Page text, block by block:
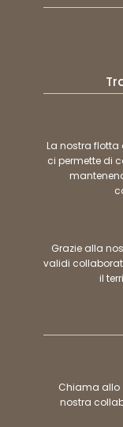
La nostra
ci permette di
Grazie alla
validi
il
Chiama allo
nostra